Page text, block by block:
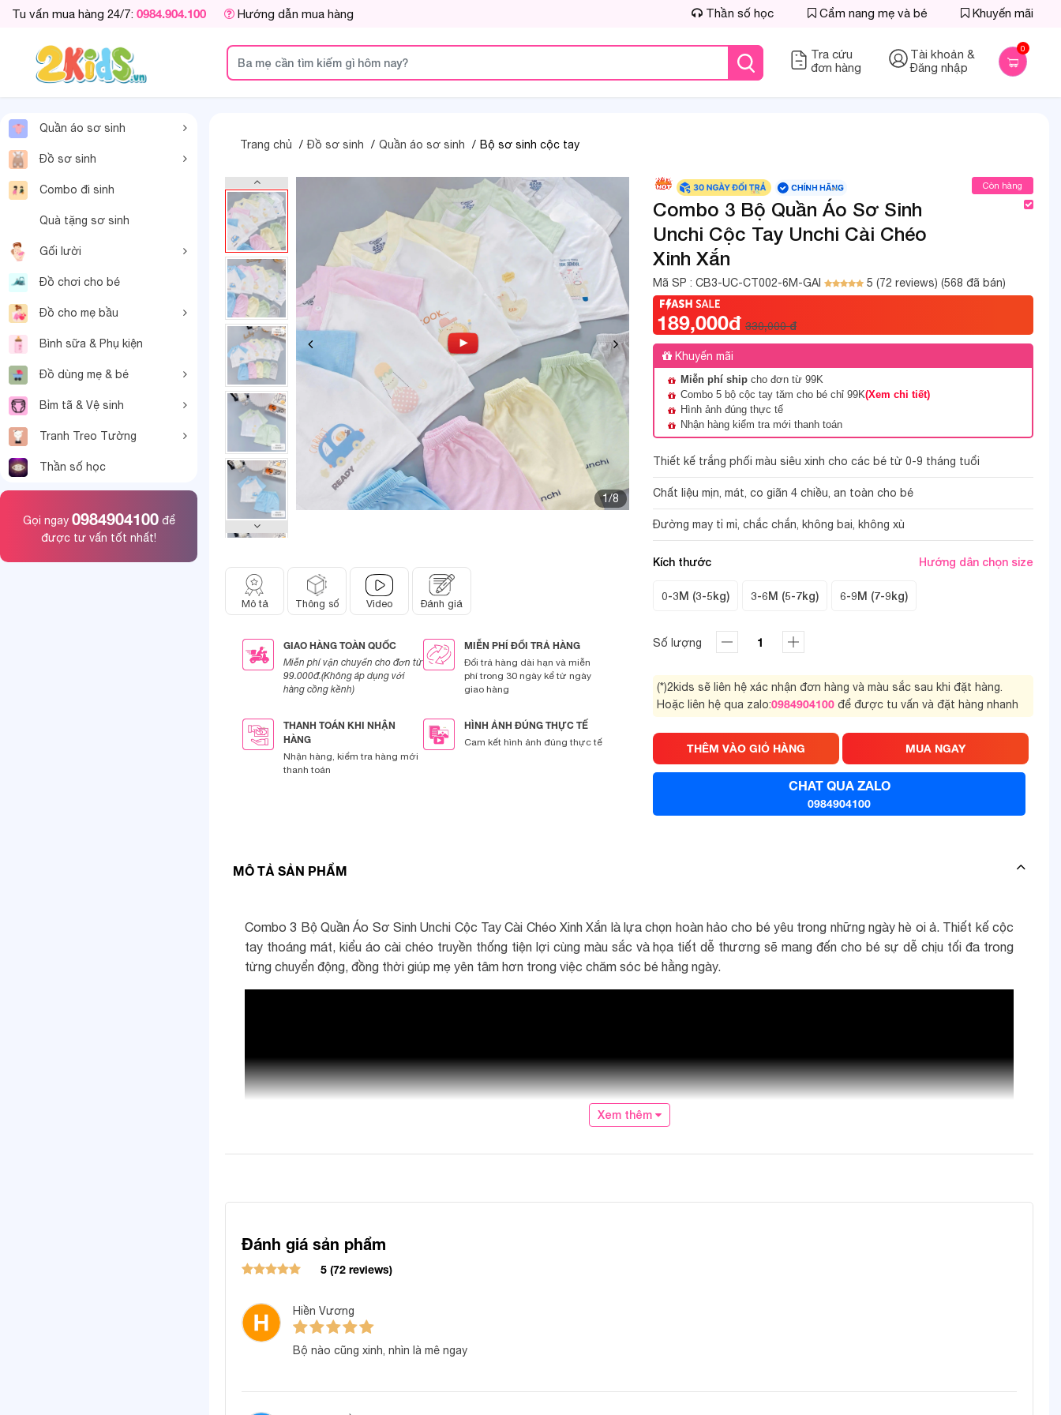
Tu vấn mua hàng 24/7: 0984.904.100 Hướng dẫn mua hàng Thần số học Cẩm nang mẹ và bé Khuyến mãi
Tra cứu
đơn hàng
Tài khoản &
Đăng nhập
0
Quần áo sơ sinh
Đồ sơ sinh
Combo đi sinh
Quà tặng sơ sinh
Gối lười
Đồ chơi cho bé
Đồ cho mẹ bầu
Bình sữa & Phụ kiện
Đồ dùng mẹ & bé
Bỉm tã & Vệ sinh
Tranh Treo Tường
Thần số học
Gọi ngay 0984904100để
được tư vấn tốt nhất!
Trang chủ Đồ sơ sinh Quần áo sơ sinh Bộ sơ sinh cộc tay
1/8
Mô tả Thông số Video Đánh giá
GIAO HÀNG TOÀN QUỐC
Miễn phí vận chuyển cho đơn từ
99.000đ.(Không áp dụng với
hàng cồng kềnh)
MIỄN PHÍ ĐỔI TRẢ HÀNG
Đổi trả hàng dài hạn và miễn
phí trong 30 ngày kể từ ngày
giao hàng
THANH TOÁN KHI NHẬN
HÀNG
Nhận hàng, kiểm tra hàng mới
thanh toán
HÌNH ẢNH ĐÚNG THỰC TẾ
Cam kết hình ảnh đúng thực tế
Combo 3 Bộ Quần Áo Sơ Sinh
Unchi Cộc Tay Unchi Cài Chéo
Xinh Xắn
Còn hàng
Mã SP : CB3-UC-CT002-6M-GAI 5 (72 reviews) (568 đã bán)
189,000đ 330,000 đ
Khuyến mãi
Miễn phí ship cho đơn từ 99K
Combo 5 bộ cộc tay tăm cho bé chỉ 99K(Xem chi tiết)
Hình ảnh đúng thực tế
Nhận hàng kiểm tra mới thanh toán
Thiết kế trắng phối màu siêu xinh cho các bé từ 0-9 tháng tuổi
Chất liệu mịn, mát, co giãn 4 chiều, an toàn cho bé
Đường may tỉ mỉ, chắc chắn, không bai, không xù
Kích thước Hướng dẫn chọn size
0-3M (3-5kg) 3-6M (5-7kg) 6-9M (7-9kg)
Số lượng
(*)2kids sẽ liên hệ xác nhận đơn hàng và màu sắc sau khi đặt hàng.
Hoặc liên hệ qua zalo:0984904100 để được tu vấn và đặt hàng nhanh
THÊM VÀO GIỎ HÀNG MUA NGAY
CHAT QUA ZALO
0984904100
MÔ TẢ SẢN PHẨM
Combo 3 Bộ Quần Áo Sơ Sinh Unchi Cộc Tay Cài Chéo Xinh Xắn là lựa chọn hoàn hảo cho bé yêu trong những ngày hè oi ả. Thiết kế cộc
tay thoáng mát, kiểu áo cài chéo truyền thống tiện lợi cùng màu sắc và họa tiết dễ thương sẽ mang đến cho bé sự dễ chịu tối đa trong
từng chuyển động, đồng thời giúp mẹ yên tâm hơn trong việc chăm sóc bé hằng ngày.
Đặc điểm sản phẩm
Xem thêm
Đánh giá sản phẩm
5 (72 reviews)
Hiền Vương
Bộ nào cũng xinh, nhìn là mê ngay